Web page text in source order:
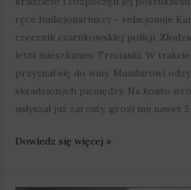
ręce funkcjonariuszy – relacjonuje
rzecznik czarnkowskiej policji.
letni mieszkaniec Trzcianki. W trakcie
przyznał się do winy. Mundurowi
skradzionych pieniędzy. Na konto
usłyszał już zarzuty, grozi mu nawet
Dowiedz się więcej »